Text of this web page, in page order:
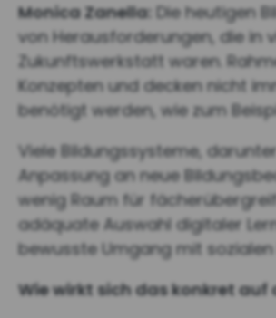
Monica Zanella: Die heutigen
von Herausforderungen, die in
Zukunftswerkstatt waren.
Konzepten und decken nicht
benötigt werden, wie zum
Viele Bildungssysteme,
Anpassung an neue
wenig Raum für
adäquate Auswahl digitaler
bewusste Umgang mit
Wie wirkt sich das konkret auf